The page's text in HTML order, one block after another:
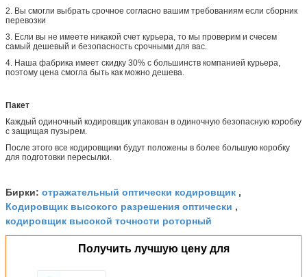
2. Вы смогли выбрать срочное согласно вашим требованиям если сборник
перевозки
3. Если вы не имеете никакой счет курьера, то мы проверим и счесем
самый дешевый и безопасность срочными для вас.
4. Наша фабрика имеет скидку 30% с большинств компанией курьера,
поэтому цена смогла быть как можно дешева.
Пакет
Каждый одиночный кодировщик упакован в одиночную безопасную коробку
с защищая пузырем.
После этого все кодировщики будут положены в более большую коробку
для подготовки пересылки.
Бирки: отражательный оптически кодировщик ,
Кодировщик высокого разрешения оптически ,
кодировщик высокой точности роторный
Получить лучшую цену для